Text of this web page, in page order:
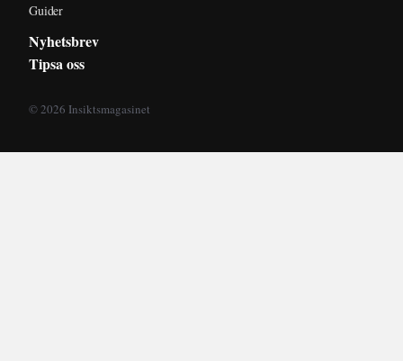
Guider
Nyhetsbrev
Tipsa oss
© 2026 Insiktsmagasinet